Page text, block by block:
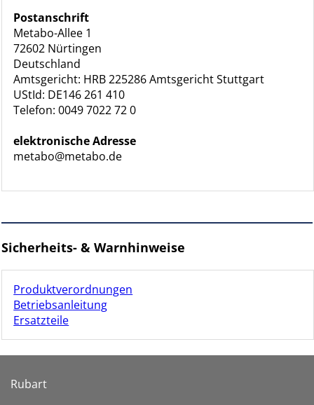
Postanschrift
Metabo-Allee 1
72602 Nürtingen
Deutschland
Amtsgericht: HRB 225286 Amtsgericht Stuttgart
UStId: DE146 261 410
Telefon: 0049 7022 72 0
elektronische Adresse
metabo@metabo.de
Sicherheits- & Warnhinweise
Produktverordnungen
Betriebsanleitung
Ersatzteile
Rubart